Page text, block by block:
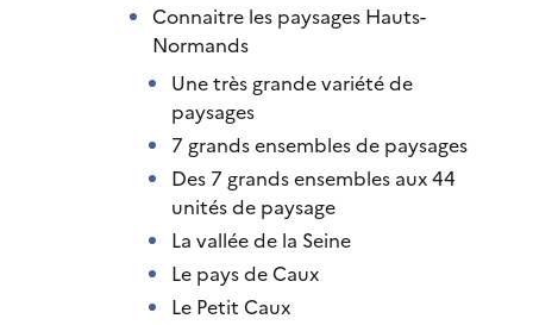
Connaitre les paysages Hauts-
Normands
Une très grande variété de
paysages
7 grands ensembles de paysages
Des 7 grands ensembles aux 44
unités de paysage
La vallée de la Seine
Le pays de Caux
Le Petit Caux